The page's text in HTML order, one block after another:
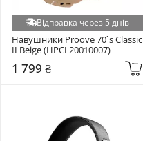
Відправка через 5 днів
Навушники Proove 70`s Classic
II Beige (HPCL20010007)
1 799 ₴